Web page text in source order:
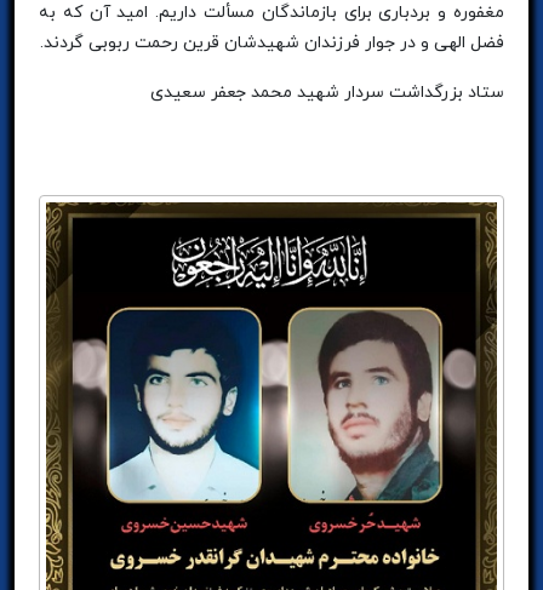
مغفوره و بردباری برای بازماندگان مسألت داریم. امید آن که به
فضل الهی و در جوار فرزندان شهیدشان قرین رحمت ربوبی گردند.
ستاد بزرگداشت سردار شهید محمد جعفر سعیدی